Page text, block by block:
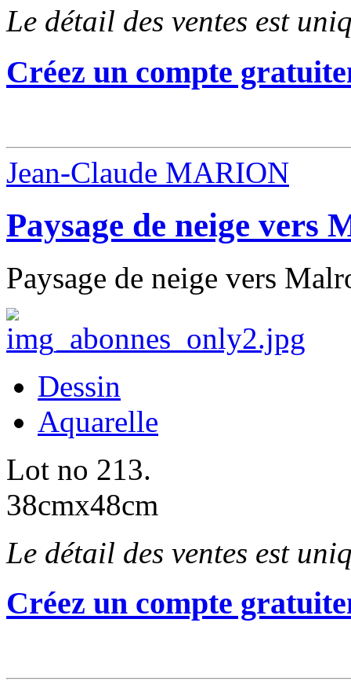
Le détail des ventes est
Créez un compte
Jean-Claude MARION
Paysage de neige vers
Paysage de neige vers
Dessin
Aquarelle
Lot no 213.
38cmx48cm
Le détail des ventes est
Créez un compte